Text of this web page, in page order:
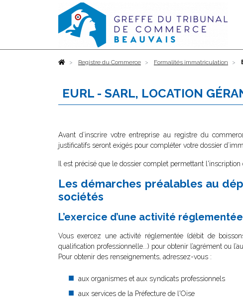
AccueilRegistre du Commerce Formalités immatriculation
EURL - SARL, LOCATION
Avant d’inscrire votre entreprise au registre du
justificatifs seront exigés pour compléter votre dossier
Il est précisé que le dossier complet permettant
Les démarches préalables au
sociétés
L’exercice d’une activité réglementée
Vous exercez une activité réglementée (débit de
qualification professionnelle...) pour obtenir l’agrément ou
Pour obtenir des renseignements, adressez-vous :
aux organismes et aux syndicats professionnels
aux services de la Préfecture de l'Oise